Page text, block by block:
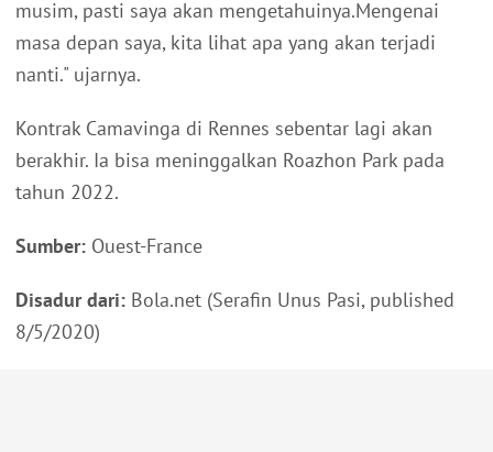
musim, pasti saya akan mengetahuinya.Mengenai
masa depan saya, kita lihat apa yang akan terjadi
nanti." ujarnya.
Kontrak Camavinga di Rennes sebentar lagi akan
berakhir. Ia bisa meninggalkan Roazhon Park pada
tahun 2022.
Sumber: Ouest-France
Disadur dari: Bola.net (Serafin Unus Pasi, published
8/5/2020)